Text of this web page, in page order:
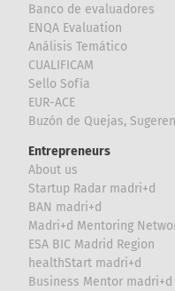
Banco de evaluadores
ENQA Evaluation
Análisis Temático
CUALIFICAM
Sello Sofía
EUR-ACE
Buzón de Quejas,
Entrepreneurs
About us
Startup Radar madri+d
BAN madri+d
Madri+d Mentoring
ESA BIC Madrid Region
healthStart madri+d
Business Mentor madri+d